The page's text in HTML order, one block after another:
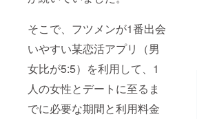
そこで、フツメンが1番出会
いやすい某恋活アプリ（男
女比が5:5）を利用して、1
人の女性とデートに至るま
でに必要な期間と利用料金